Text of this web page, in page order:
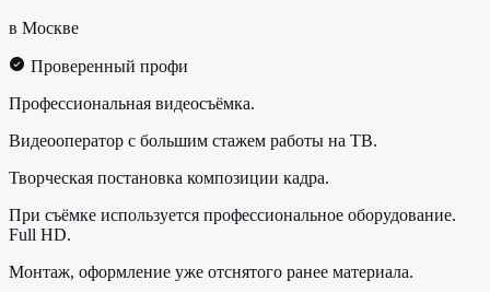
в Москве
Проверенный профи
Профессиональная видеосъёмка.
Видеооператор с большим стажем работы на ТВ.
Творческая постановка композиции кадра.
При съёмке используется профессиональное оборудование.
Full HD.
Монтаж, оформление уже отснятого ранее материала.